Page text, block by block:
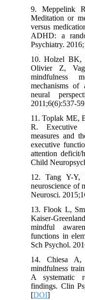
9.
Meditation or
versus
ADHD: a
Psychiatry.
10. Holzel
Olivier Z,
mindfulness
mechanisms
neural
2011;6(6):537-
11. Toplak
R. Executive
measures and
executive
attention
Child
12. Tang Y-
neuroscience
Neurosci.
13. Flook L,
Kaiser-
mindful
functions in
Sch Psychol.
14. Chiesa
mindfulness
A
findings. Clin
[DOI